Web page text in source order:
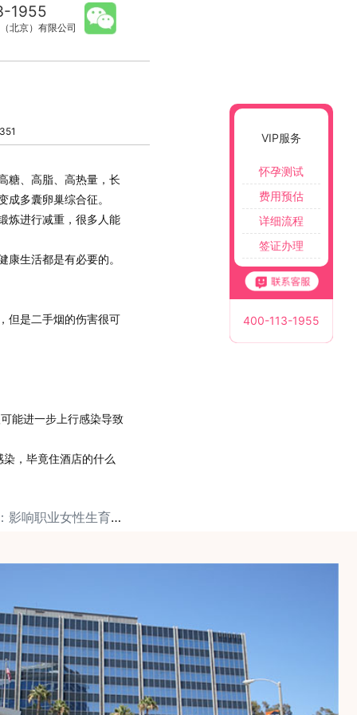
1955
北京）有限公司
糖、高脂、高热量，长
多囊卵巢综合征。
炼进行减重，很多人能
生活都是有必要的。
但是二手烟的伤害很可
能进一步上行感染导致
，毕竟住酒店的什么
下一篇: 麦肯锡健康：影响职业女性生育的几大因素？（中）
VIP服务
怀孕测试
费用预估
详细流程
签证办理
400-113-1955